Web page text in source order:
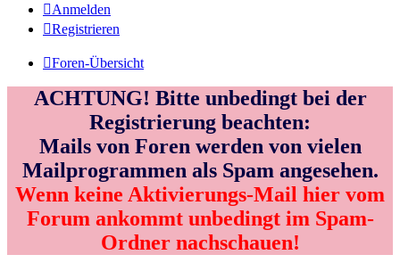
Anmelden
Registrieren
Foren-Übersicht
ACHTUNG! Bitte unbedingt bei der
Registrierung beachten:
Mails von Foren werden von vielen
Mailprogrammen als Spam angesehen.
Wenn keine Aktivierungs-Mail hier vom
Forum ankommt unbedingt im Spam-
Ordner nachschauen!